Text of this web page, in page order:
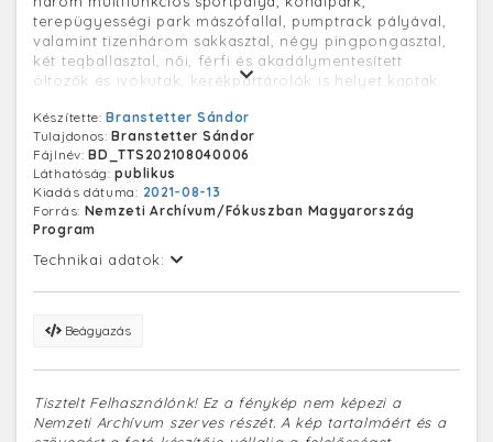
terepügyességi park mászófallal, pumptrack pályával,
valamint tizenhárom sakkasztal, négy pingpongasztal,
két teqballasztal, női, férfi és akadálymentesített
öltözők és ivókutak, kerékpártárolók is helyet kaptak.
Készítette:Branstetter Sándor
Tulajdonos:Branstetter Sándor
Fájlnév:BD_TTS202108040006
Láthatóság:publikus
Kiadás dátuma: 2021-08-13
Forrás: Nemzeti Archívum/Fókuszban Magyarország
Program
Technikai adatok:
Beágyazás
Tisztelt Felhasználónk! Ez a fénykép nem képezi a
Nemzeti Archívum szerves részét. A kép tartalmáért és a